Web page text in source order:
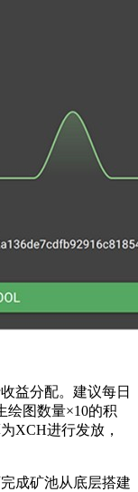
益分配。建议每日
绘图数量×10的积
XCH进行发放，
成矿池从底层搭建